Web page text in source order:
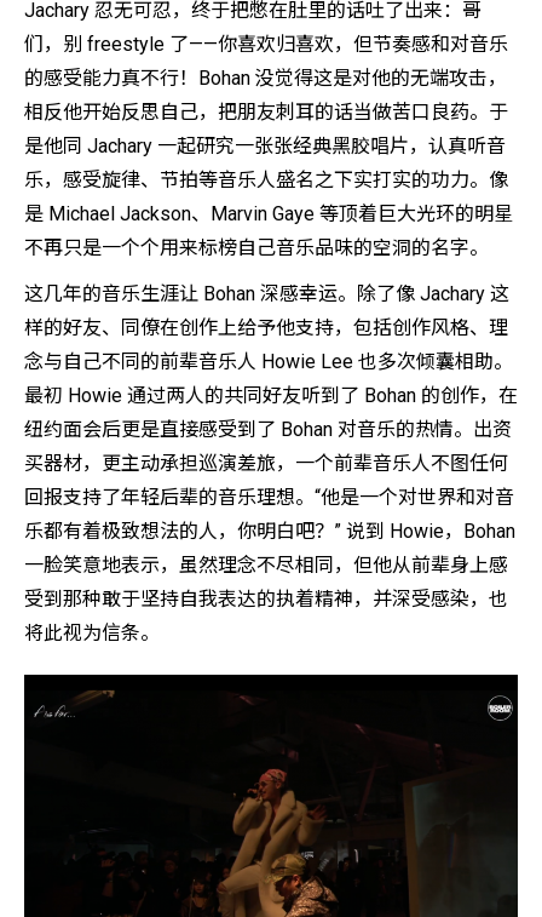
Jachary 忍无可忍，终于把憋在肚里的话吐了出来：哥
们，别 freestyle 了——你喜欢归喜欢，但节奏感和对音乐
的感受能力真不行！Bohan 没觉得这是对他的无端攻击，
相反他开始反思自己，把朋友刺耳的话当做苦口良药。于
是他同 Jachary 一起研究一张张经典黑胶唱片，认真听音
乐，感受旋律、节拍等音乐人盛名之下实打实的功力。像
是 Michael Jackson、Marvin Gaye 等顶着巨大光环的明星
不再只是一个个用来标榜自己音乐品味的空洞的名字。
这几年的音乐生涯让 Bohan 深感幸运。除了像 Jachary 这
样的好友、同僚在创作上给予他支持，包括创作风格、理
念与自己不同的前辈音乐人 Howie Lee 也多次倾囊相助。
最初 Howie 通过两人的共同好友听到了 Bohan 的创作，在
纽约面会后更是直接感受到了 Bohan 对音乐的热情。出资
买器材，更主动承担巡演差旅，一个前辈音乐人不图任何
回报支持了年轻后辈的音乐理想。“他是一个对世界和对音
乐都有着极致想法的人，你明白吧？” 说到 Howie，Bohan
一脸笑意地表示，虽然理念不尽相同，但他从前辈身上感
受到那种敢于坚持自我表达的执着精神，并深受感染，也
将此视为信条。